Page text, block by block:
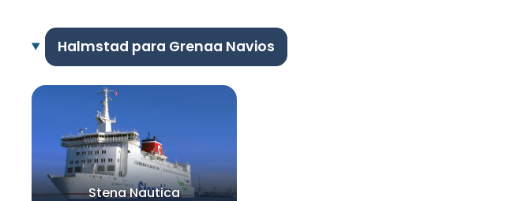
Halmstad para Grenaa Navios
Stena Nautica